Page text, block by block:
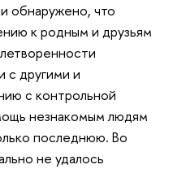
обнаружено, что
к родным и друзьям
с другими и
с контрольной
незнакомым людям
последнюю. Во
не удалось